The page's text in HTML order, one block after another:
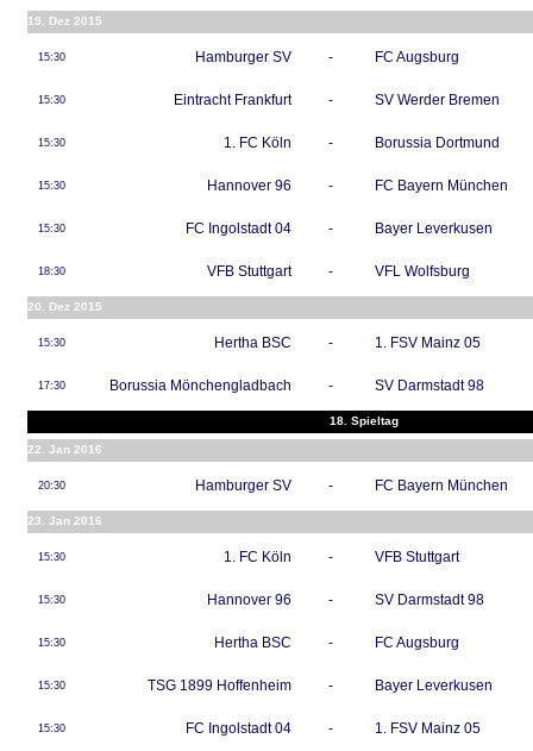
19. Dez 2015
15:30 Hamburger SV - FC Augsburg
15:30 Eintracht Frankfurt - SV Werder Bremen
15:30 1. FC Köln - Borussia Dortmund
15:30 Hannover 96 - FC Bayern München
15:30 FC Ingolstadt 04 - Bayer Leverkusen
18:30 VFB Stuttgart - VFL Wolfsburg
20. Dez 2015
15:30 Hertha BSC - 1. FSV Mainz 05
17:30 Borussia Mönchengladbach - SV Darmstadt 98
18. Spieltag
22. Jan 2016
20:30 Hamburger SV - FC Bayern München
23. Jan 2016
15:30 1. FC Köln - VFB Stuttgart
15:30 Hannover 96 - SV Darmstadt 98
15:30 Hertha BSC - FC Augsburg
15:30 TSG 1899 Hoffenheim - Bayer Leverkusen
15:30 FC Ingolstadt 04 - 1. FSV Mainz 05